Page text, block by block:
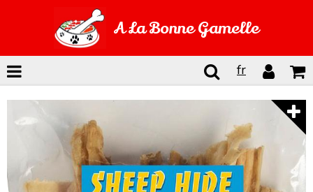
A La Bonne Gamelle
fr